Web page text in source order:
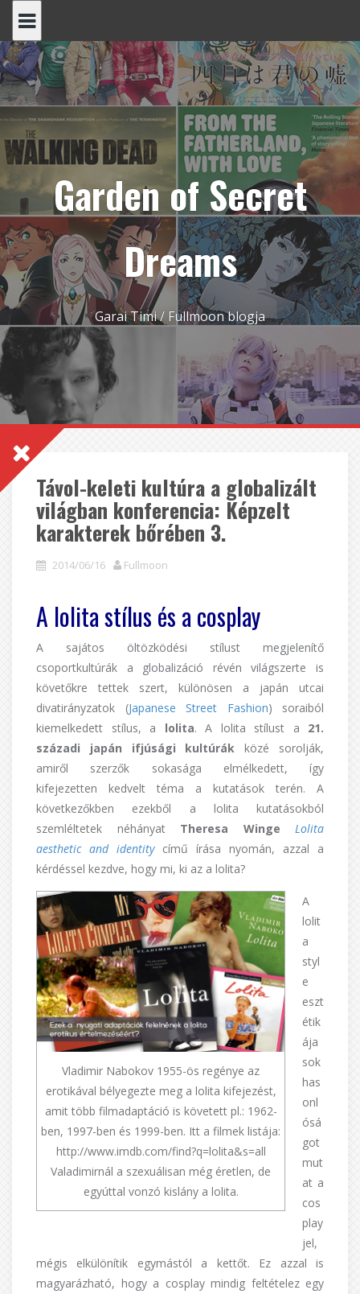
content
Garden of Secret
Dreams
Garai Timi / Fullmoon blogja
Távol-keleti kultúra a globalizált
világban konferencia: Képzelt
karakterek bőrében 3.
2014/06/16 Fullmoon
A lolita stílus és a cosplay
A sajátos öltözködési stílust megjelenítő
csoportkultúrák a globalizáció révén világszerte is
követőkre tettek szert, különösen a japán utcai
divatirányzatok (Japanese Street Fashion) soraiból
kiemelkedett stílus, a lolita. A lolita stílust a 21.
századi japán ifjúsági kultúrákközé sorolják,
amiről szerzők sokasága elmélkedett, így
kifejezetten kedvelt téma a kutatások terén. A
következőkben ezekből a lolita kutatásokból
szemléltetek néhányat Theresa Winge
Lolita
aesthetic and identity című írása nyomán, azzal a
kérdéssel kezdve, hogy mi, ki az a lolita?
Vladimir Nabokov 1955-ös regénye az
erotikával bélyegezte meg a lolita kifejezést,
amit több filmadaptáció is követett pl.: 1962-
ben, 1997-ben és 1999-ben. Itt a filmek listája:
http://www.imdb.com/find?q=lolita&s=all
Valadimirnál a szexuálisan még éretlen, de
egyúttal vonzó kislány a lolita.
A
lolit
a
styl
e
eszt
étik
ája
sok
has
onl
ósá
got
mut
at a
cos
play
jel,
mégis elkülönítik egymástól a kettőt. Ez azzal is
magyarázható, hogy a cosplay mindig feltételez egy